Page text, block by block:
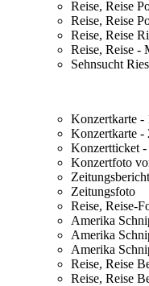
Reise, Reise
Reise, Reise
Reise, Reise
Reise, Reise -
Sehnsucht
Konzertkarte -
Konzertkarte -
Konzertticket
Konzertfoto
Zeitungsfoto
Reise, Reise-
Amerika
Amerika
Amerika
Reise, Reise
Reise, Reise